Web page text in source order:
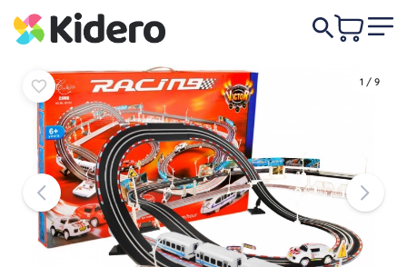
1 / 9
32,90 €
In den